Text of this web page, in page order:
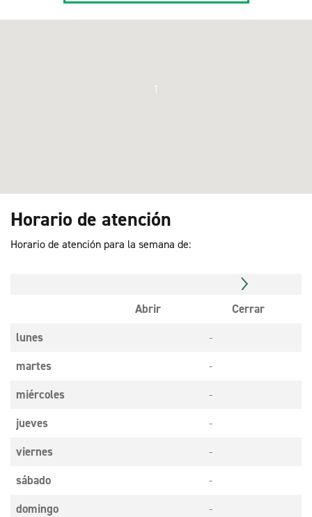
1
Horario de atención
Horario de atención para la semana de:
Abrir
Cerrar
lunes
-
martes
-
miércoles
-
jueves
-
viernes
-
sábado
-
domingo
-